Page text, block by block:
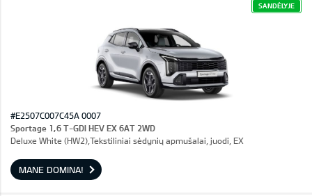
SANDĖLYJE
#E2507C007C45A 0007
Sportage 1,6 T-GDI HEV EX 6AT 2WD
Deluxe White (HW2),Tekstiliniai sėdynių apmušalai, juodi, EX
MANE DOMINA!